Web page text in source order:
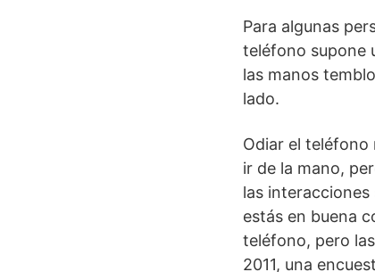
Para algunas
teléfono supone
las manos
lado.
Odiar el teléfono
ir de la mano,
las
estás en buena
teléfono, pero
2011, una